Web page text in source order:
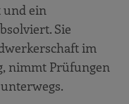
und ein
Sie
im
nimmt Prüfungen